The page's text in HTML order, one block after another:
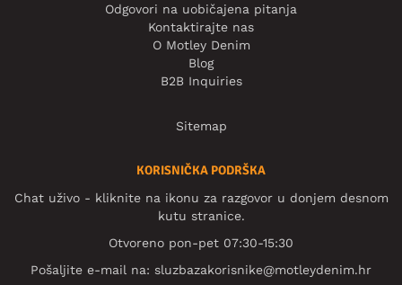
Odgovori na uobičajena pitanja
Kontaktirajte nas
O Motley Denim
Blog
B2B Inquiries
Sitemap
KORISNIČKA PODRŠKA
Chat uživo - kliknite na ikonu za razgovor u donjem desnom
kutu stranice.
Otvoreno pon-pet 07:30-15:30
Pošaljite e-mail na: sluzbazakorisnike@motleydenim.hr